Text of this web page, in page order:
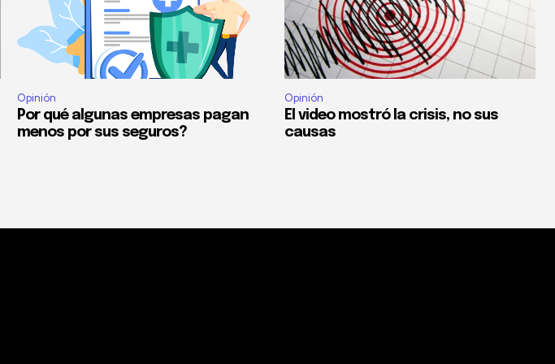
Opinión
Por qué algunas empresas pagan
menos por sus seguros?
Opinión
El video mostró la crisis, no sus
causas